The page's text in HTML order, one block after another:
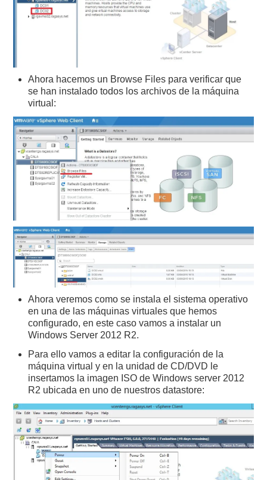
Ahora hacemos un Browse Files para verificar que
se han instalado todos los archivos de la máquina
virtual:
Ahora veremos como se instala el sistema operativo
en una de las máquinas virtuales que hemos
configurado, en este caso vamos a instalar un
Windows Server 2012 R2.
Para ello vamos a editar la configuración de la
máquina virtual y en la unidad de CD/DVD le
insertamos la imagen ISO de Windows server 2012
R2 ubicada en uno de nuestros datastore: